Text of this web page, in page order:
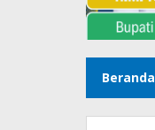
Beranda